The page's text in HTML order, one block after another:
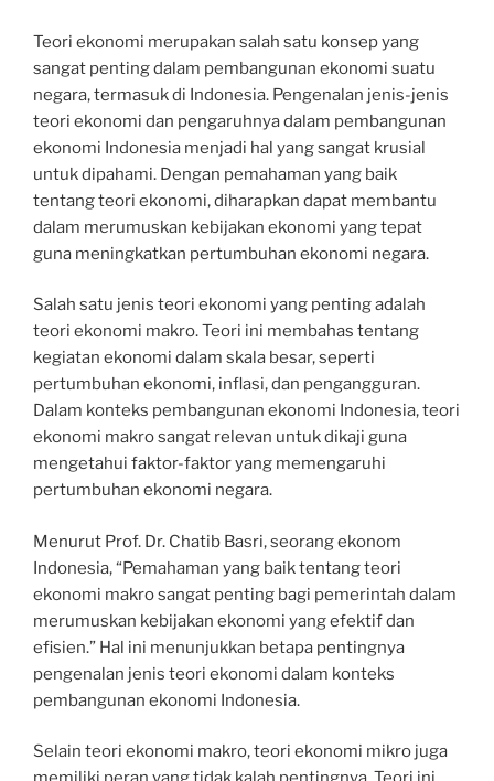
Teori ekonomi merupakan salah satu konsep yang
sangat penting dalam pembangunan ekonomi suatu
negara, termasuk di Indonesia. Pengenalan jenis-jenis
teori ekonomi dan pengaruhnya dalam pembangunan
ekonomi Indonesia menjadi hal yang sangat krusial
untuk dipahami. Dengan pemahaman yang baik
tentang teori ekonomi, diharapkan dapat membantu
dalam merumuskan kebijakan ekonomi yang tepat
guna meningkatkan pertumbuhan ekonomi negara.
Salah satu jenis teori ekonomi yang penting adalah
teori ekonomi makro. Teori ini membahas tentang
kegiatan ekonomi dalam skala besar, seperti
pertumbuhan ekonomi, inflasi, dan pengangguran.
Dalam konteks pembangunan ekonomi Indonesia, teori
ekonomi makro sangat relevan untuk dikaji guna
mengetahui faktor-faktor yang memengaruhi
pertumbuhan ekonomi negara.
Menurut Prof. Dr. Chatib Basri, seorang ekonom
Indonesia, “Pemahaman yang baik tentang teori
ekonomi makro sangat penting bagi pemerintah dalam
merumuskan kebijakan ekonomi yang efektif dan
efisien.” Hal ini menunjukkan betapa pentingnya
pengenalan jenis teori ekonomi dalam konteks
pembangunan ekonomi Indonesia.
Selain teori ekonomi makro, teori ekonomi mikro juga